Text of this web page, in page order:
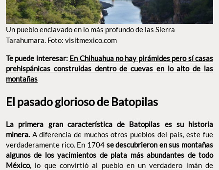
Un pueblo enclavado en lo más profundo de las Sierra
Tarahumara. Foto: visitmexico.com
Te puede interesar: En Chihuahua no hay pirámides pero sí casas
prehispánicas construidas dentro de cuevas en lo alto de las
montañas
El pasado glorioso de Batopilas
La primera gran característica de Batopilas es su historia
minera. A diferencia de muchos otros pueblos del país, este fue
verdaderamente rico. En 1704 se descubrieron en sus montañas
algunos de los yacimientos de plata más abundantes de todo
México, lo que convirtió al pueblo en un verdadero imán de